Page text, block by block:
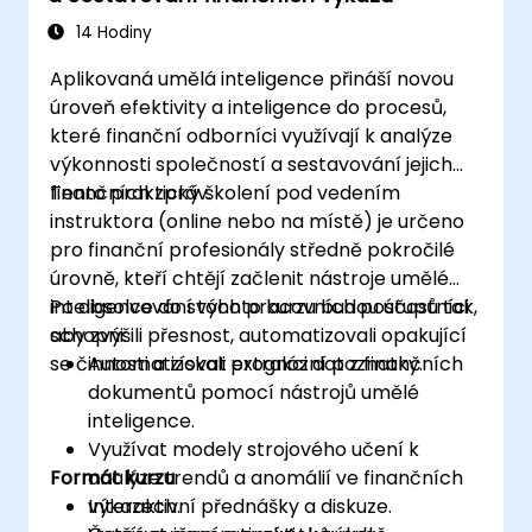
14 Hodiny
Aplikovaná umělá inteligence přináší novou
úroveň efektivity a inteligence do procesů,
které finanční odborníci využívají k analýze
výkonnosti společností a sestavování jejich
finančních zpráv.
Tento praktický školení pod vedením
instruktora (online nebo na místě) je určeno
pro finanční profesionály středně pokročilé
úrovně, kteří chtějí začlenit nástroje umělé
inteligence do svých pracovních postupů tak,
aby zvýšili přesnost, automatizovali opakující
se činnosti a získali prognózní poznatky.
Po absolvování tohoto kurzu budou účastníci
schopni:
Automatizovat extrakci dat z finančních
dokumentů pomocí nástrojů umělé
inteligence.
Využívat modely strojového učení k
analýze trendů a anomálií ve finančních
výkazech.
Formát kurzu
Interaktivní přednášky a diskuze.